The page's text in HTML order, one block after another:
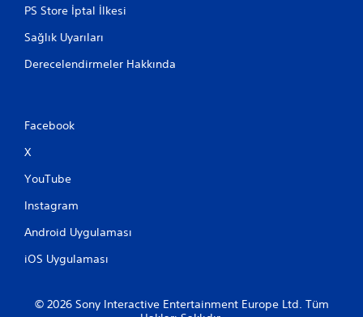
z
s
ç
u
l
m
t
PS Store İptal İlkesi
Sağlık Uyarıları
Derecelendirmeler Hakkında
Facebook
X
YouTube
Instagram
Android Uygulaması
iOS Uygulaması
© 2026 Sony Interactive Entertainment Europe Ltd. Tüm